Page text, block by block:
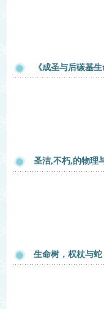
《成圣与后碳基
圣洁,不朽,的物理
生命树，权杖与蛇